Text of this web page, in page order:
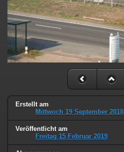
Erstellt am
Mittwoch 19 September 2018
Veröffentlicht am
Freitag 15 Februar 2019